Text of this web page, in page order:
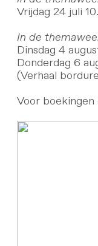
Vrijdag 24 juli
In de
Dinsdag 4
Donderdag 6
(Verhaal
Voor boekingen